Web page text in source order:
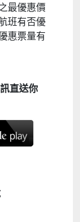
最優惠價
班有否優
惠票量有
直送你